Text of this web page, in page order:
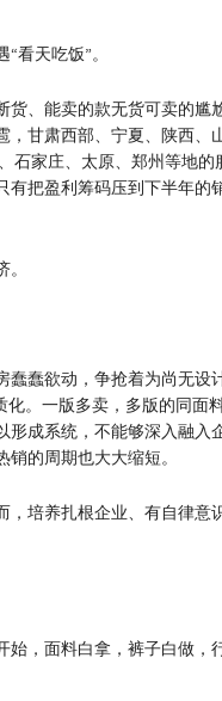
看天吃饭”。
、能卖的款无货可卖的尴
甘肃西部、宁夏、陕西、
石家庄、太原、郑州等地的
把盈利筹码压到下半年的
蠢蠢欲动，争抢着为尚无设
。一版多卖，多版的同面
成系统，不能够深入融入
的周期也大大缩短。
培养扎根企业、有自律意
，面料白拿，裤子白做，